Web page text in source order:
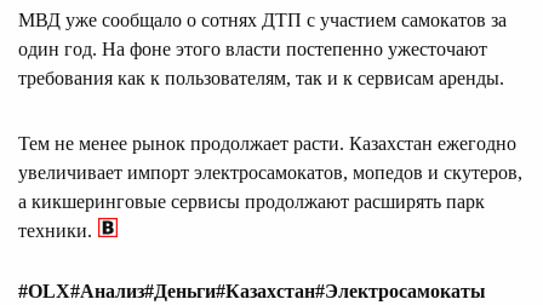
МВД уже сообщало о сотнях ДТП с участием самокатов за
один год. На фоне этого власти постепенно ужесточают
требования как к пользователям, так и к сервисам аренды.
Тем не менее рынок продолжает расти. Казахстан ежегодно
увеличивает импорт электросамокатов, мопедов и скутеров,
а кикшеринговые сервисы продолжают расширять парк
техники.
#OLX#Анализ#Деньги#Казахстан#Электросамокаты